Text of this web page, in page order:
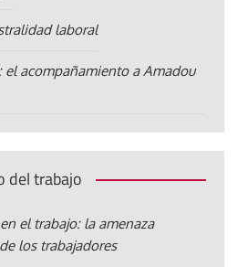
laboral
el acompañamiento a Amadou
del trabajo
el trabajo: la amenaza
los trabajadores